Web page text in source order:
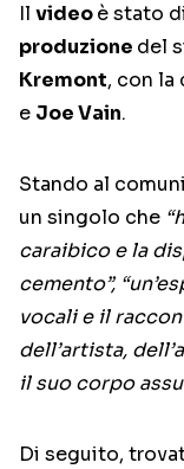
Il videoè stato
produzione del
Kremont, con la
e Joe Vain.
Stando al
un singolo che
caraibico e la
cemento”,
vocali e il
dell’artista,
il suo corpo
Di seguito,